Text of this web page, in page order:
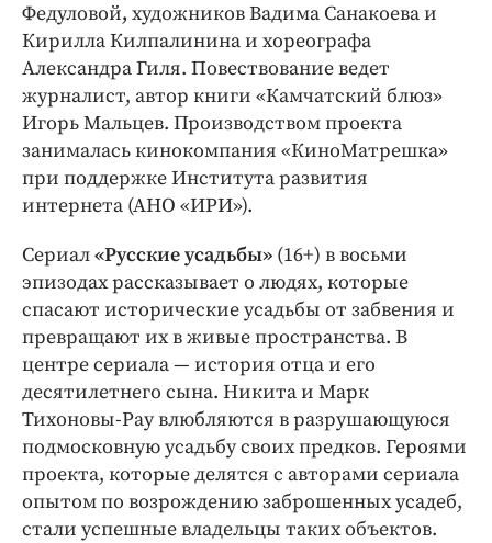
Федуловой, художников ВадимаСанакоеваи
КириллаКилпалининаи хореографа
АлександраГиля. Повествование ведет
журналист, автор книги «Камчатский блюз»
Игорь Мальцев. Производством проекта
занималась кинокомпания «КиноМатрешка»
при поддержке Института развития
интернета (АНО «ИРИ»).
Сериал«Русские усадьбы» (16+) в восьми
эпизодах рассказывает о людях, которые
спасают исторические усадьбы от забвения и
превращают их в живые пространства. В
центре сериала — история отца и его
десятилетнего сына. Никита и Марк
Тихоновы-Рау влюбляются в разрушающуюся
подмосковную усадьбу своих предков. Героями
проекта, которые делятся с авторами сериала
опытом по возрождению заброшенных усадеб,
стали успешные владельцы таких объектов.